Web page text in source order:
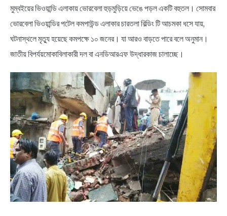
BIOGRAPHY
EDUCATIONAL
QUOTES & CAPTIONS
NEWS
BENGALI LYRICS
BENGALI NAMES
News
মুম্বইয়ের ভিওয়ান্ডি এলাকায় ভোরবেলা হুড়মুড়িয়ে ভেঙে পড়ল একটি বহুতল। সোমবার
ভোরবেলা ভিওয়ান্ডির পটেল কমপাউন্ড এলাকার চারতলা বিল্ডিং টি আচমকা ধসে যায়,
ঘটনাস্থলে মৃত্যু হয়েছে কমপক্ষে ১০ জনের। যা আরও বাড়তে পারে বলে অনুমান।
জাতীয় বিপর্যয়মোকাবিলাকারী দল বা এনডিআরএফ উদ্ধারকাজ চালাচ্ছে।